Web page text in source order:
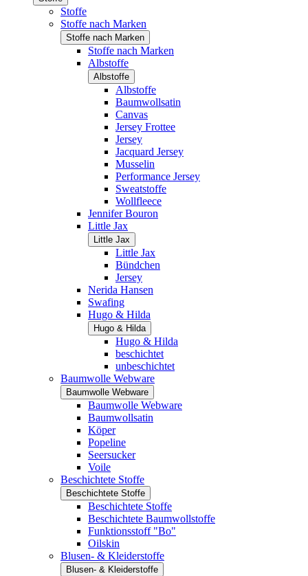
Stoffe
Stoffe nach Marken
Stoffe nach Marken
Stoffe nach Marken
Albstoffe
Albstoffe
Albstoffe
Baumwollsatin
Canvas
Jersey Frottee
Jersey
Jacquard Jersey
Musselin
Performance Jersey
Sweatstoffe
Wollfleece
Jennifer Bouron
Little Jax
Little Jax
Little Jax
Bündchen
Jersey
Nerida Hansen
Swafing
Hugo & Hilda
Hugo & Hilda
Hugo & Hilda
beschichtet
unbeschichtet
Baumwolle Webware
Baumwolle Webware
Baumwolle Webware
Baumwollsatin
Köper
Popeline
Seersucker
Voile
Beschichtete Stoffe
Beschichtete Stoffe
Beschichtete Stoffe
Beschichtete Baumwollstoffe
Funktionsstoff "Bo"
Oilskin
Blusen- & Kleiderstoffe
Blusen- & Kleiderstoffe